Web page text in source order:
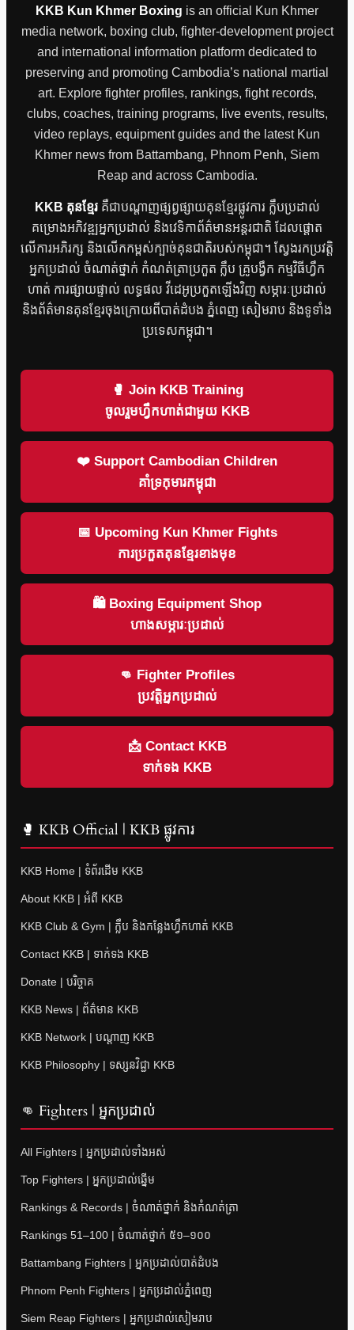
KKB Kun Khmer Boxing is an official Kun Khmer
media network, boxing club, fighter-development project
and international information platform dedicated to
preserving and promoting Cambodia’s national martial
art. Explore fighter profiles, rankings, fight records,
clubs, coaches, training programs, live events, results,
video replays, equipment guides and the latest Kun
Khmer news from Battambang, Phnom Penh, Siem
Reap and across Cambodia.
KKB គុនខ្មែរគឺជាបណ្តាញផ្សព្វផ្សាយគុនខ្មែរផ្លូវការ ក្លឹបប្រដាល់
គម្រោងអភិវឌ្ឍអ្នកប្រដាល់ និងវេទិកាព័ត៌មានអន្តរជាតិ ដែលផ្តោត
លើការអភិរក្ស និងលើកកម្ពស់ក្បាច់គុនជាតិរបស់កម្ពុជា។ ស្វែងរកប្រវត្តិ
អ្នកប្រដាល់ ចំណាត់ថ្នាក់ កំណត់ត្រាប្រកួត ក្លឹប គ្រូបង្វឹក កម្មវិធីហ្វឹក
ហាត់ ការផ្សាយផ្ទាល់ លទ្ធផល វីដេអូប្រកួតឡើងវិញ សម្ភារៈប្រដាល់
និងព័ត៌មានគុនខ្មែរចុងក្រោយពីបាត់ដំបង ភ្នំពេញ សៀមរាប និងទូទាំង
ប្រទេសកម្ពុជា។
🥊 Join KKB Training
ចូលរួមហ្វឹកហាត់ជាមួយ KKB
❤️ Support Cambodian Children
គាំទ្រកុមារកម្ពុជា
📅 Upcoming Kun Khmer Fights
ការប្រកួតគុនខ្មែរខាងមុខ
🛍 Boxing Equipment Shop
ហាងសម្ភារៈប្រដាល់
👊 Fighter Profiles
ប្រវត្តិអ្នកប្រដាល់
📩 Contact KKB
ទាក់ទង KKB
🥊 KKB Official | KKB ផ្លូវការ
KKB Home | ទំព័រដើម KKB
About KKB | អំពី KKB
KKB Club & Gym | ក្លឹប និងកន្លែងហ្វឹកហាត់ KKB
Contact KKB | ទាក់ទង KKB
Donate | បរិច្ចាគ
KKB News | ព័ត៌មាន KKB
KKB Network | បណ្តាញ KKB
KKB Philosophy | ទស្សនវិជ្ជា KKB
👊 Fighters | អ្នកប្រដាល់
All Fighters | អ្នកប្រដាល់ទាំងអស់
Top Fighters | អ្នកប្រដាល់ឆ្នើម
Rankings & Records | ចំណាត់ថ្នាក់ និងកំណត់ត្រា
Rankings 51–100 | ចំណាត់ថ្នាក់ ៥១–១០០
Battambang Fighters | អ្នកប្រដាល់បាត់ដំបង
Phnom Penh Fighters | អ្នកប្រដាល់ភ្នំពេញ
Siem Reap Fighters | អ្នកប្រដាល់សៀមរាប